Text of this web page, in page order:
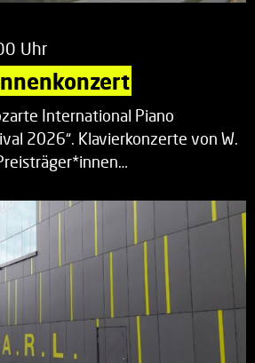
Uhr
International Piano
2026“. Klavierkonzerte von W.